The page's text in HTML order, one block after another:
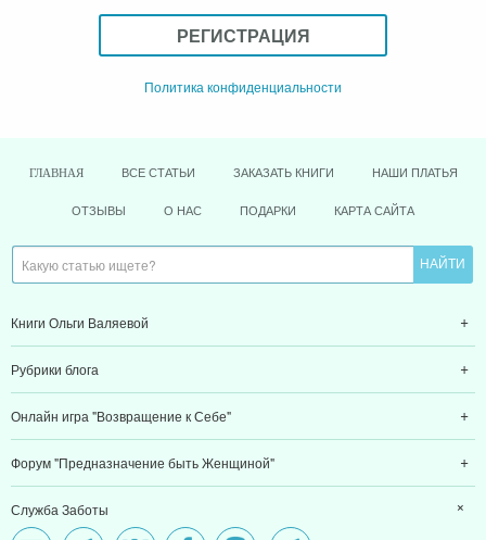
РЕГИСТРАЦИЯ
Политика конфиденциальности
ГЛАВНАЯ ВСЕ СТАТЬИ ЗАКАЗАТЬ КНИГИ НАШИ ПЛАТЬЯ
ОТЗЫВЫ О НАС ПОДАРКИ КАРТА САЙТА
Книги Ольги Валяевой
Рубрики блога
Онлайн игра "Возвращение к Себе"
Форум "Предназначение быть Женщиной"
Служба Заботы